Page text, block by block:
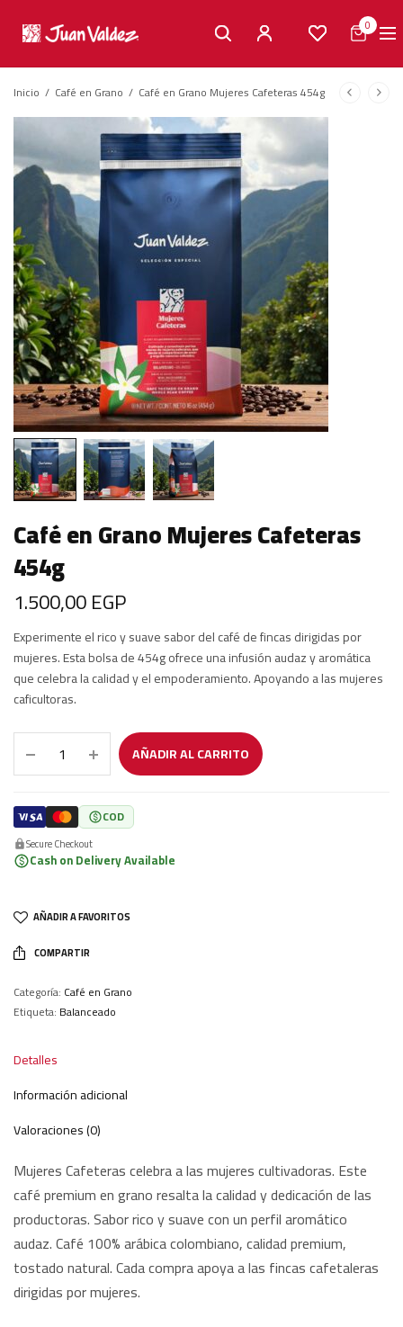
0
Inicio / Café en Grano / Café en Grano Mujeres Cafeteras 454g
Café en Grano Mujeres Cafeteras
454g
1.500,00EGP
Experimente el rico y suave sabor del café de fincas dirigidas por
mujeres. Esta bolsa de 454g ofrece una infusión audaz y aromática
que celebra la calidad y el empoderamiento. Apoyando a las mujeres
caficultoras.
AÑADIR AL CARRITO
COD
Secure Checkout
Cash on Delivery Available
AÑADIR A FAVORITOS
COMPARTIR
Categoría: Café en Grano
Etiqueta: Balanceado
Detalles
Información adicional
Valoraciones (0)
Mujeres Cafeteras celebra a las mujeres cultivadoras. Este
café premium en grano resalta la calidad y dedicación de las
productoras. Sabor rico y suave con un perfil aromático
audaz. Café 100% arábica colombiano, calidad premium,
tostado natural. Cada compra apoya a las fincas cafetaleras
dirigidas por mujeres.